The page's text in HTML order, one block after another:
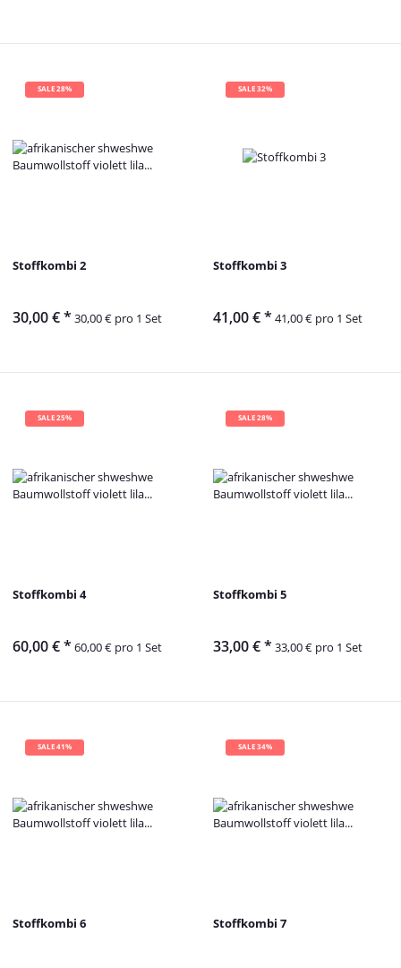
SALE 28%
Stoffkombi 2
30,00 €* 30,00 € pro 1 Set
SALE 32%
Stoffkombi 3
41,00 €* 41,00 € pro 1 Set
SALE 25%
Stoffkombi 4
60,00 €* 60,00 € pro 1 Set
SALE 28%
Stoffkombi 5
33,00 €* 33,00 € pro 1 Set
SALE 41%
Stoffkombi 6
SALE 34%
Stoffkombi 7